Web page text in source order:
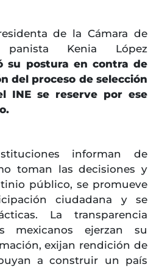
de la Cámara de
Kenia López
su postura en contra de
del proceso de selección
INE se reserve por ese
informan de
toman las decisiones y
público, se promueve
ciudadana y se
La transparencia
mexicanos ejerzan su
exijan rendición de
a construir un país